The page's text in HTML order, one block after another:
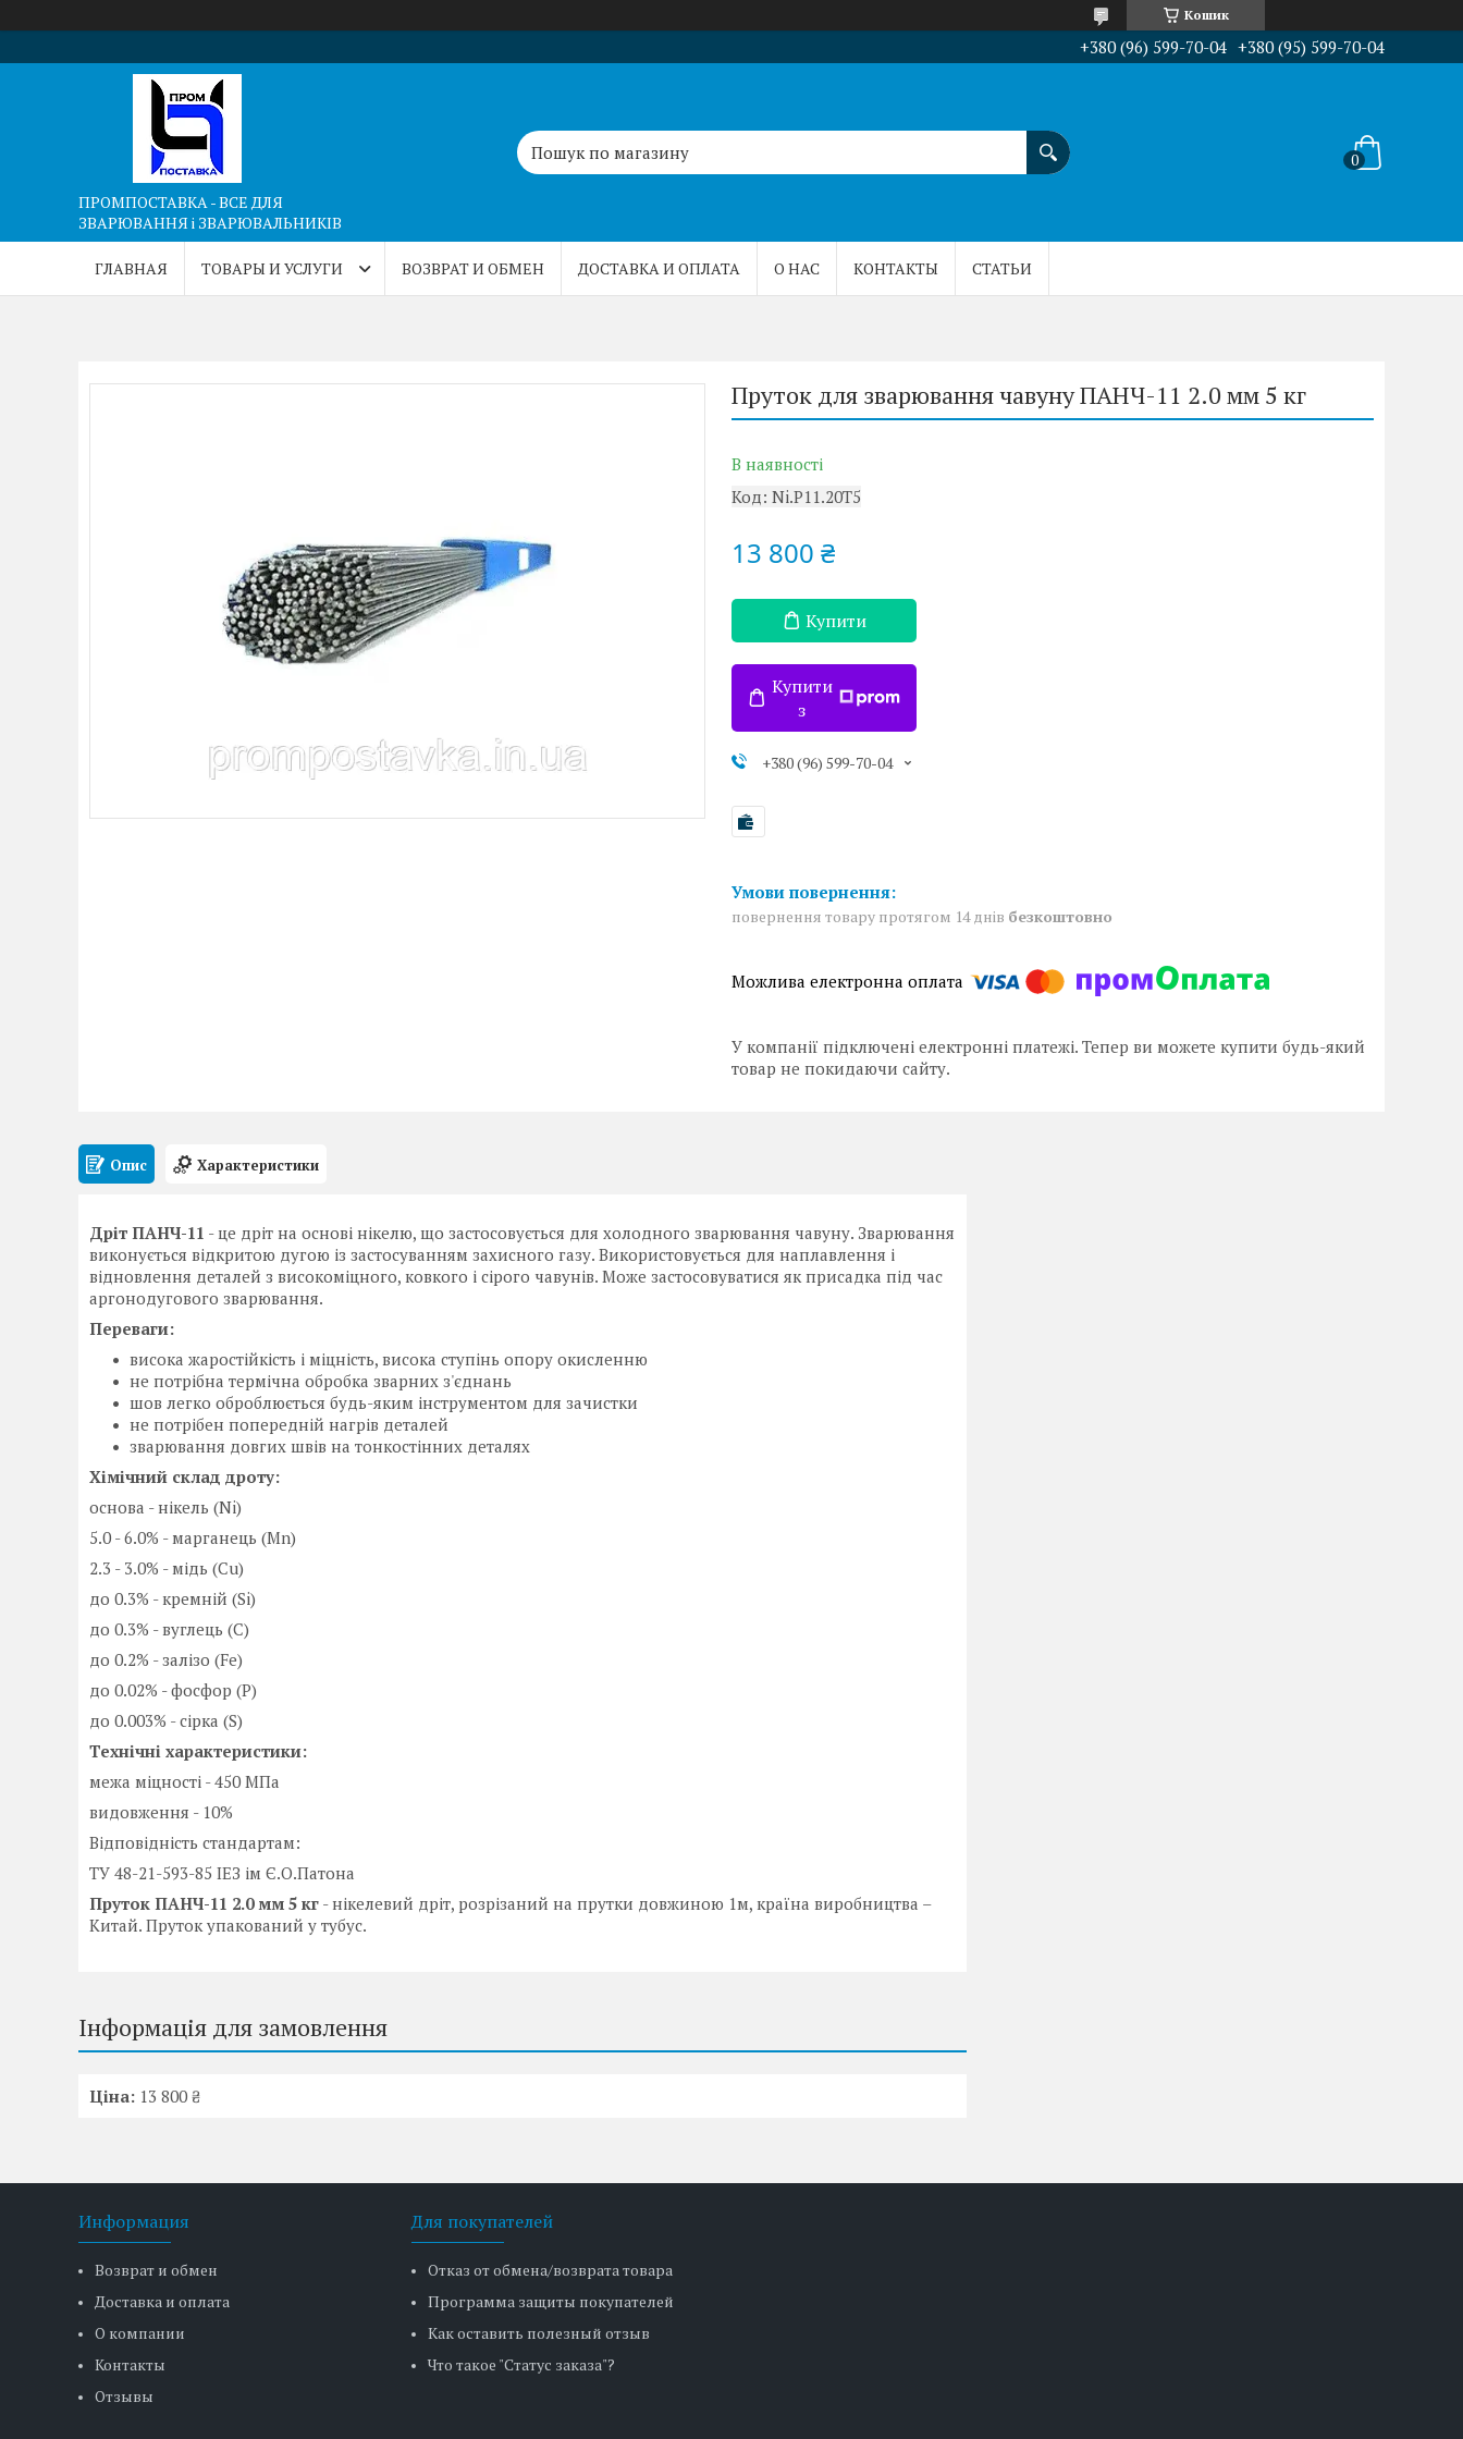
Кошик
+380 (96) 599-70-04 +380 (95) 599-70-04
ПРОМПОСТАВКА - ВСЕ ДЛЯ
ЗВАРЮВАННЯ і ЗВАРЮВАЛЬНИКІВ
ГЛАВНАЯ ТОВАРЫ И УСЛУГИ ВОЗВРАТ И ОБМЕН ДОСТАВКА И ОПЛАТА О НАС КОНТАКТЫ СТАТЬИ
Пруток для зварювання чавуну ПАНЧ-11 2.0 мм 5 кг
В наявності
Код: Ni.P11.20T5
13 800 ₴
Купити
Купити
з
+380 (96) 599-70-04
повернення товару протягом 14 днів безкоштовно
У компанії підключені електронні платежі. Тепер ви можете купити будь-який
товар не покидаючи сайту.
Опис Характеристики
Дріт ПАНЧ-11 - це дріт на основі нікелю, що застосовується для холодного зварювання чавуну. Зварювання
виконується відкритою дугою із застосуванням захисного газу. Використовується для наплавлення і
відновлення деталей з високоміцного, ковкого і сірого чавунів. Може застосовуватися як присадка під час
аргонодугового зварювання.
Переваги:
висока жаростійкість і міцність, висока ступінь опору окисленню
не потрібна термічна обробка зварних з'єднань
шов легко оброблюється будь-яким інструментом для зачистки
не потрібен попередній нагрів деталей
зварювання довгих швів на тонкостінних деталях
Хімічний склад дроту:
основа - нікель (Ni)
5.0 - 6.0% - марганець (Mn)
2.3 - 3.0% - мідь (Cu)
до 0.3% - кремній (Si)
до 0.3% - вуглець (C)
до 0.2% - залізо (Fe)
до 0.02% - фосфор (P)
до 0.003% - сірка (S)
Технічні характеристики:
межа міцності - 450 МПа
видовження - 10%
Відповідність стандартам:
ТУ 48-21-593-85 ІЕЗ ім Є.О.Патона
Пруток ПАНЧ-11 2.0 мм 5 кг - нікелевий дріт, розрізаний на прутки довжиною 1м, країна виробництва –
Китай. Пруток упакований у тубус.
Інформація для замовлення
Ціна: 13 800 ₴
Информация
Возврат и обмен
Доставка и оплата
О компании
Контакты
Отзывы
Для покупателей
Отказ от обмена/возврата товара
Программа защиты покупателей
Как оставить полезный отзыв
Что такое "Статус заказа"?